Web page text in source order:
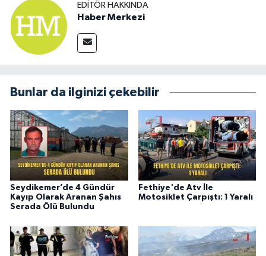
EDITÖR HAKKINDA
Haber Merkezi
Bunlar da ilginizi çekebilir
Seydikemer’de 4 Gündür
Kayıp Olarak Aranan Şahıs
Serada Ölü Bulundu
Fethiye'de Atv İle
Motosiklet Çarpıştı: 1 Yaralı